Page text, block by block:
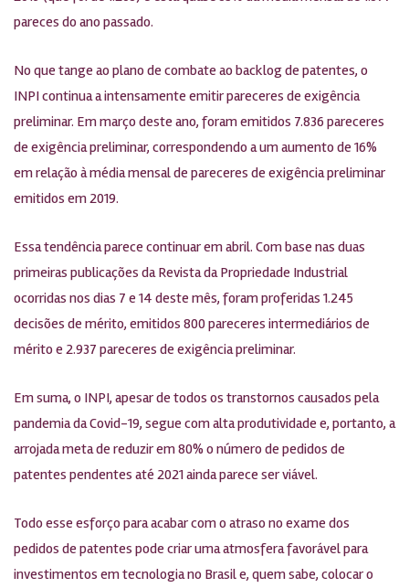
pareces do ano passado.
No que tange ao plano de combate ao backlog de patentes, o
INPI continua a intensamente emitir pareceres de exigência
preliminar. Em março deste ano, foram emitidos 7.836 pareceres
de exigência preliminar, correspondendo a um aumento de 16%
em relação à média mensal de pareceres de exigência preliminar
emitidos em 2019.
Essa tendência parece continuar em abril. Com base nas duas
primeiras publicações da Revista da Propriedade Industrial
ocorridas nos dias 7 e 14 deste mês, foram proferidas 1.245
decisões de mérito, emitidos 800 pareceres intermediários de
mérito e 2.937 pareceres de exigência preliminar.
Em suma, o INPI, apesar de todos os transtornos causados pela
pandemia da Covid-19, segue com alta produtividade e, portanto, a
arrojada meta de reduzir em 80% o número de pedidos de
patentes pendentes até 2021 ainda parece ser viável.
Todo esse esforço para acabar com o atraso no exame dos
pedidos de patentes pode criar uma atmosfera favorável para
investimentos em tecnologia no Brasil e, quem sabe, colocar o